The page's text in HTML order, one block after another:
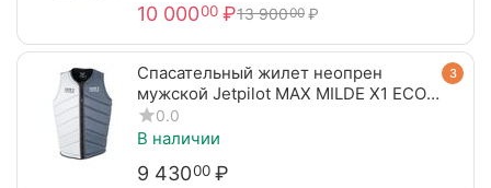
10 00000 ₽13 90000 ₽
3
Спасательный жилет неопрен
мужской Jetpilot MAX MILDE X1 ECO
VEST CHARCOAL
0.0
В наличии
9 43000 ₽